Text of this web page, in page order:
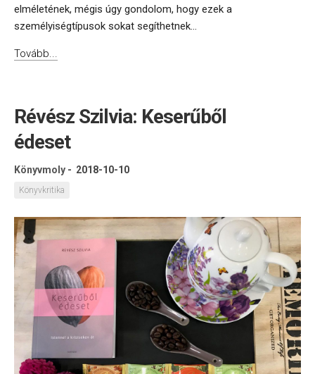
elméletének, mégis úgy gondolom, hogy ezek a
személyiségtípusok sokat segíthetnek...
Tovább...
Révész Szilvia: Keserűből
édeset
Könyvmoly - 2018-10-10
Könyvkritika